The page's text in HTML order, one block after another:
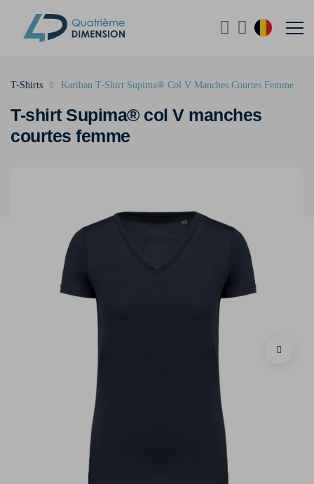
T-shirt Supima® col V manches
courtes femme
T-Shirts Kariban T-Shirt Supima® Col V Manches Courtes Femme